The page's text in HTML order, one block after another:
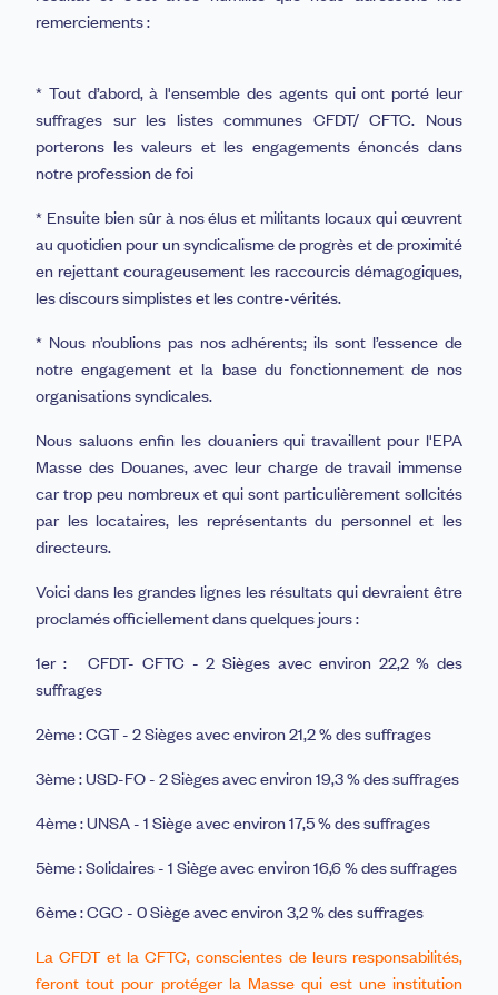
remerciements :
* Tout d’abord, à l'ensemble des agents qui ont porté leur
suffrages sur les listes communes CFDT/ CFTC. Nous
porterons les valeurs et les engagements énoncés dans
notre profession de foi
* Ensuite bien sûr à nos élus et militants locaux qui œuvrent
au quotidien pour un syndicalisme de progrès et de proximité
en rejettant courageusement les raccourcis démagogiques,
les discours simplistes et les contre-vérités.
* Nous n’oublions pas nos adhérents; ils sont l’essence de
notre engagement et la base du fonctionnement de nos
organisations syndicales.
Nous saluons enfin les douaniers qui travaillent pour l'EPA
Masse des Douanes, avec leur charge de travail immense
car trop peu nombreux et qui sont particulièrement sollcités
par les locataires, les représentants du personnel et les
directeurs.
Voici dans les grandes lignes les résultats qui devraient être
proclamés officiellement dans quelques jours :
1er : CFDT- CFTC - 2 Sièges avec environ 22,2 % des
suffrages
2ème : CGT - 2 Sièges avec environ 21,2 % des suffrages
3ème : USD-FO - 2 Sièges avec environ 19,3 % des suffrages
4ème : UNSA - 1 Siège avec environ 17,5 % des suffrages
5ème : Solidaires - 1 Siège avec environ 16,6 % des suffrages
6ème : CGC - 0 Siège avec environ 3,2 % des suffrages
La CFDT et la CFTC, conscientes de leurs responsabilités,
feront tout pour protéger la Masse qui est une institution